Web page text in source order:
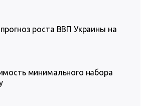
роста ВВП Украины на
минимального набора